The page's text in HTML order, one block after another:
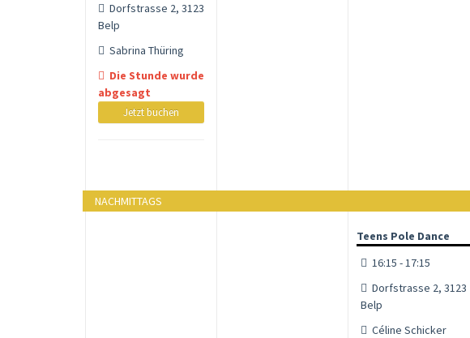
Dorfstrasse 2, 3123
Belp
Sabrina Thüring
Die Stunde wurde
abgesagt
Jetzt buchen
NACHMITTAGS
Teens Pole Dance
16:15 - 17:15
Dorfstrasse 2, 3123
Belp
Céline Schicker